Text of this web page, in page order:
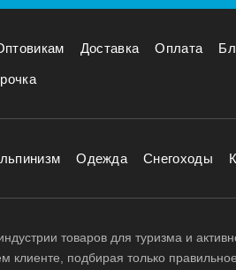
Доставка Оплата
Одежда Снегоходы
товаров для туризма и
клиенте, подбирая только правильное